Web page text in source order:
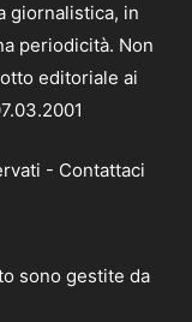
giornalistica, in
periodicità. Non
editoriale ai
- Contattaci
sono gestite da